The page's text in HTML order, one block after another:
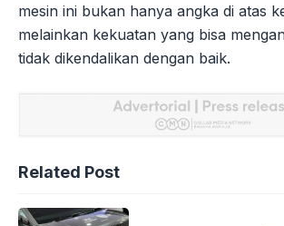
mesin ini bukan hanya angka di atas
melainkan kekuatan yang bisa
tidak dikendalikan dengan baik.
Related Post